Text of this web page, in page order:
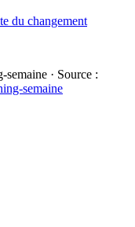
du changement
semaine · Source :
semaine